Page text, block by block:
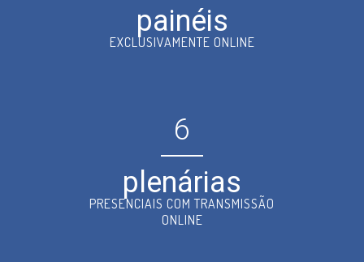
painéis
EXCLUSIVAMENTE ONLINE
6
plenárias
PRESENCIAIS COM TRANSMISSÃO
ONLINE